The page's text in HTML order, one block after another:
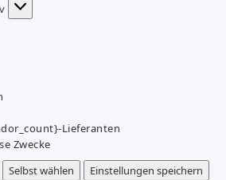
Lieferanten
Zwecke
Selbst wählen
Einstellungen speichern